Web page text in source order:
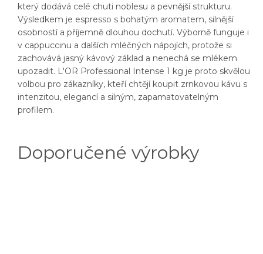
který dodává celé chuti noblesu a pevnější strukturu.
Výsledkem je espresso s bohatým aromatem, silnější
osobností a příjemně dlouhou dochutí. Výborně funguje i
v cappuccinu a dalších mléčných nápojích, protože si
zachovává jasný kávový základ a nenechá se mlékem
upozadit. L'OR Professional Intense 1 kg je proto skvělou
volbou pro zákazníky, kteří chtějí koupit zrnkovou kávu s
intenzitou, elegancí a silným, zapamatovatelným
profilem.
Doporučené výrobky